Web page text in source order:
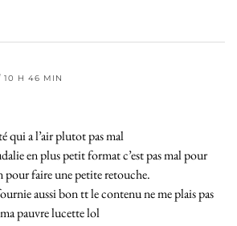
10 H 46 MIN
qui a l’air plutot pas mal
en plus petit format c’est pas mal pour
pour faire une petite retouche.
aussi bon tt le contenu ne me plais pas
pauvre lucette lol